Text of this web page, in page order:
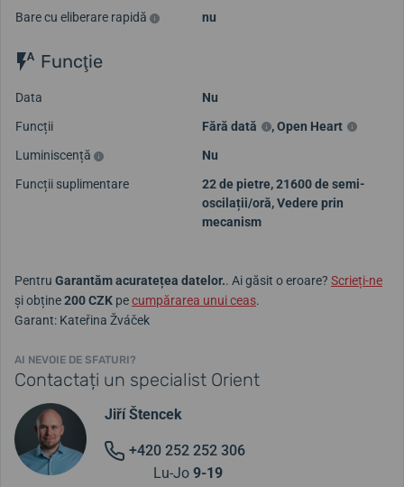
Bare cu eliberare rapidă
nu
Funcţie
Data
Nu
Funcții
Fără dată ,Open Heart
Luminiscență
Nu
Funcții suplimentare
22 de pietre, 21600 de semi-
oscilații/oră, Vedere prin
mecanism
Pentru Garantăm acuratețea datelor.. Ai găsit o eroare? Scrieți-ne
și obține200 CZK pecumpărarea unui ceas.
Garant: Kateřina Žváček
AI NEVOIE DE SFATURI?
Contactați un specialist Orient
Jiří Štencek
+420 252 252 306
Lu-Jo 9-19